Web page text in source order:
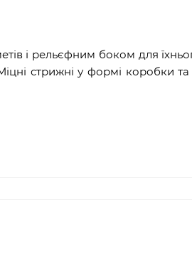
і рельєфним боком для
стрижні у формі коробки та